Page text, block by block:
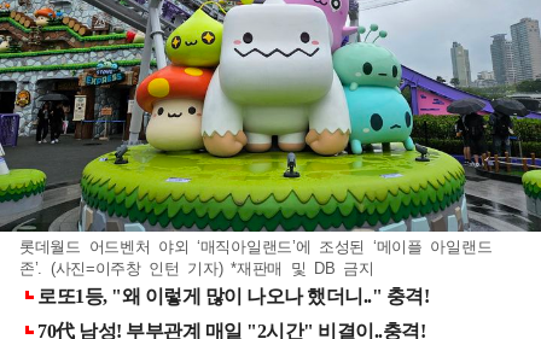
롯데월드 어드벤처 야외 ‘매직아일랜드’에 조성된 ‘메이플 아일랜드
존’. (사진=이주창 인턴 기자) *재판매 및 DB 금지